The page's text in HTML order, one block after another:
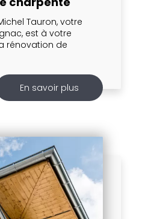
Tauron, votre
est à votre
rénovation de
En savoir plus